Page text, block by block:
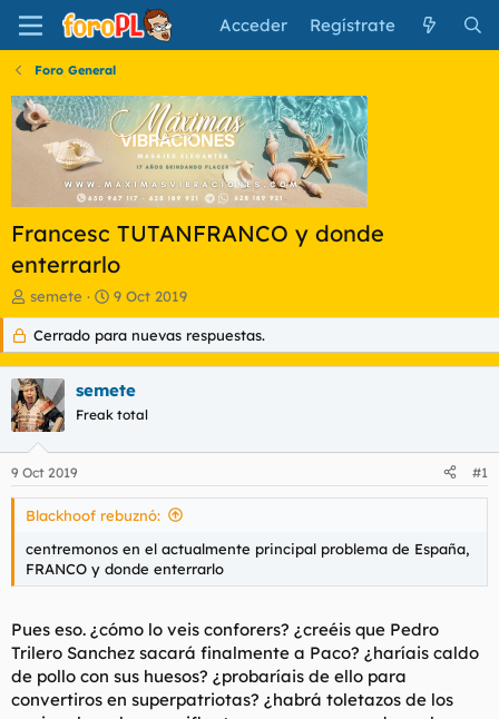
Acceder Regístrate
Foro General
Francesc TUTANFRANCO y donde
enterrarlo
I
n
c
i
a
d
o
r
d
e
l
e
m
semete
F
e
c
h
d
e
n
c
i
9 Oct 2019
Cerrado para nuevas respuestas.
semete
Freak total
9 Oct 2019 #1
Blackhoof rebuznó:
centremonos en el actualmente principal problema de España,
FRANCO y donde enterrarlo
Pues eso. ¿cómo lo veis conforers? ¿creéis que Pedro
Trilero Sanchez sacará finalmente a Paco? ¿haríais caldo
de pollo con sus huesos? ¿probaríais de ello para
convertiros en superpatriotas? ¿habrá toletazos de los